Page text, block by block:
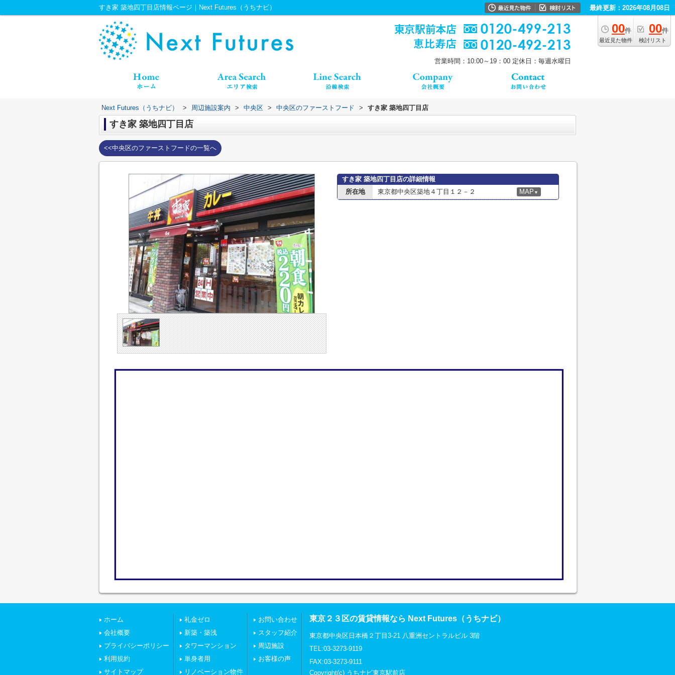
すき家 築地四丁目店情報ページ｜Next Futures（うちナビ） 最終更新：2026年08月08日
00件
最近見た物件
00件
検討リスト
営業時間：10:00～19：00 定休日：毎週水曜日
Next Futures（うちナビ） > 周辺施設案内 > 中央区 > 中央区のファーストフード > すき家 築地四丁目店
すき家 築地四丁目店
<<中央区のファーストフードの一覧へ
すき家 築地四丁目店の詳細情報
所在地
東京都中央区築地４丁目１２－２ MAP ▼
ホーム
会社概要
プライバシーポリシー
利用規約
サイトマップ
礼金ゼロ
新築・築浅
タワーマンション
単身者用
リノベーション物件
お問い合わせ
スタッフ紹介
周辺施設
お客様の声
東京２３区の賃貸情報なら Next Futures（うちナビ）
東京都中央区日本橋２丁目3-21 八重洲セントラルビル 3階
TEL:03-3273-9119
FAX:03-3273-9111
Copyright(c) うちナビ東京駅前店